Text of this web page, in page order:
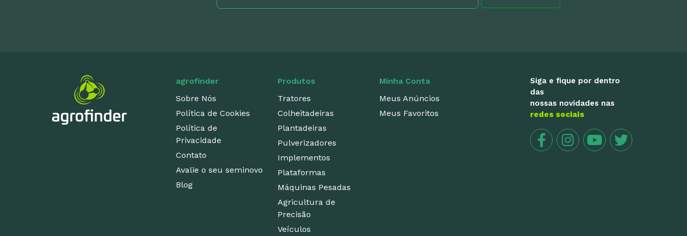
agrofinder
Sobre Nós
Política de Cookies
Política de
Privacidade
Contato
Avalie o seu seminovo
Blog
Produtos
Tratores
Colheitadeiras
Plantadeiras
Pulverizadores
Implementos
Plataformas
Máquinas Pesadas
Agricultura de
Precisão
Veículos
Minha Conta
Meus Anúncios
Meus Favoritos
Siga e fique por dentro
das
nossas novidades nas
redes sociais